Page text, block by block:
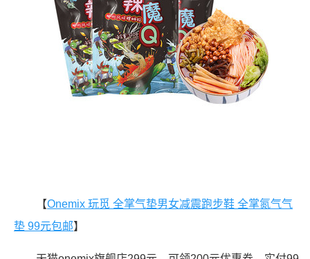
【Onemix 玩觅 全掌气垫男女减震跑步鞋 全掌氮气气
垫 99元包邮】